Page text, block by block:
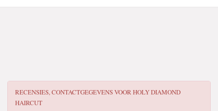
RECENSIES, CONTACTGEGEVENS VOORHOLY DIAMOND
HAIRCUT